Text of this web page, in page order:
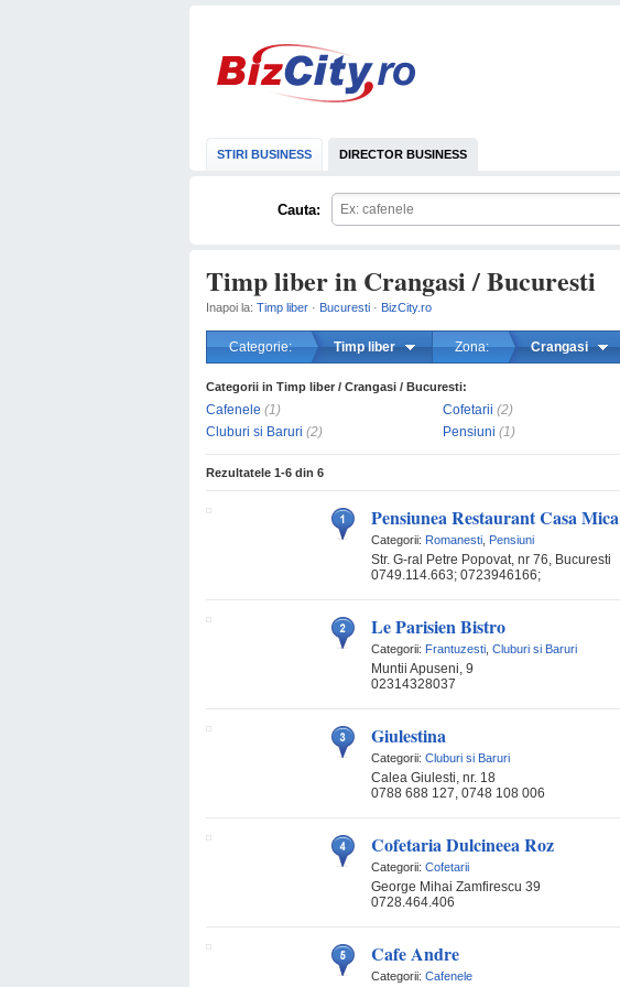
STIRI BUSINESS DIRECTOR BUSINESS
Cauta:
Timp liber in Crangasi / Bucuresti
Inapoi la: Timp liber · Bucuresti · BizCity.ro
Categorie: Timp liber Zona: Crangasi
Categorii in Timp liber / Crangasi / Bucuresti:
Cafenele (1)
Cluburi si Baruri (2)
Cofetarii (2)
Pensiuni (1)
Rezultatele 1-6 din 6
Pensiunea Restaurant Casa Mica
Categorii: Romanesti Pensiuni
Str. G-ral Petre Popovat, nr 76, Bucuresti
0749.114.663; 0723946166;
Le Parisien Bistro
Categorii: Frantuzesti Cluburi si Baruri
Muntii Apuseni, 9
02314328037
Giulestina
Categorii: Cluburi si Baruri
Calea Giulesti, nr. 18
0788 688 127, 0748 108 006
Cofetaria Dulcineea Roz
Categorii: Cofetarii
George Mihai Zamfirescu 39
0728.464.406
Cafe Andre
Categorii: Cafenele